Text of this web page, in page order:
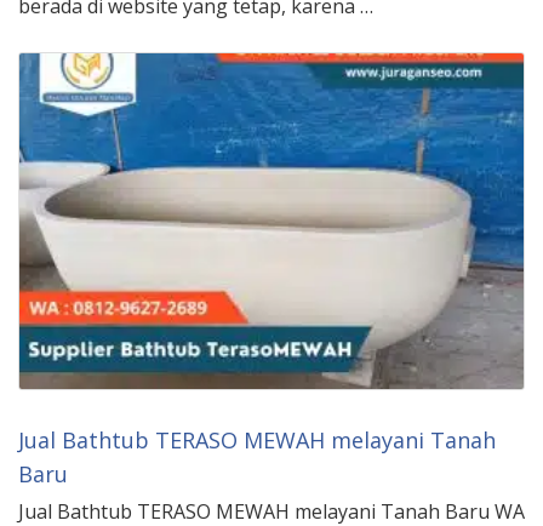
berada di website yang tetap, karena …
Jual Bathtub TERASO MEWAH melayani Tanah
Baru
Jual Bathtub TERASO MEWAH melayani Tanah Baru WA